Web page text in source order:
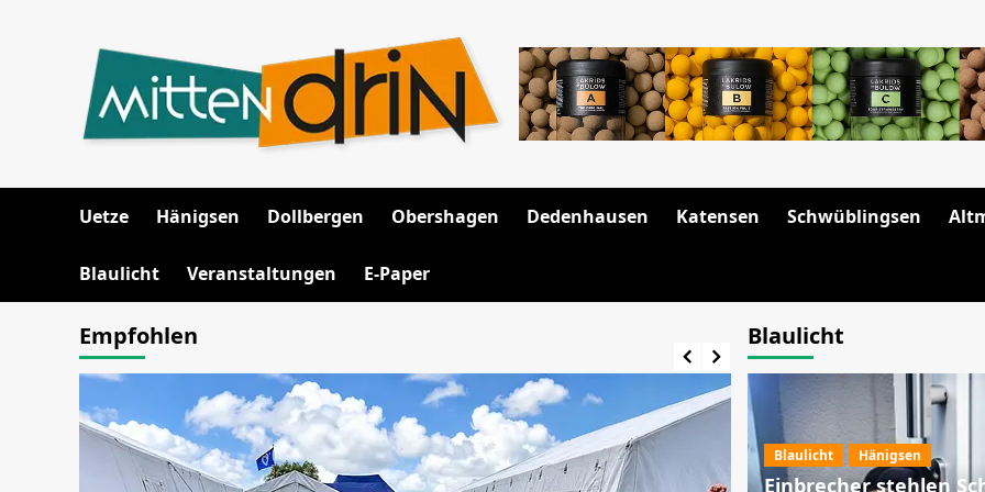
Uetze Hänigsen Dollbergen Obershagen Dedenhausen Katensen Schwüblingsen
Blaulicht Veranstaltungen E-Paper
Empfohlen Blaulicht
Blaulicht Hänigsen
Einbrecher stehlen